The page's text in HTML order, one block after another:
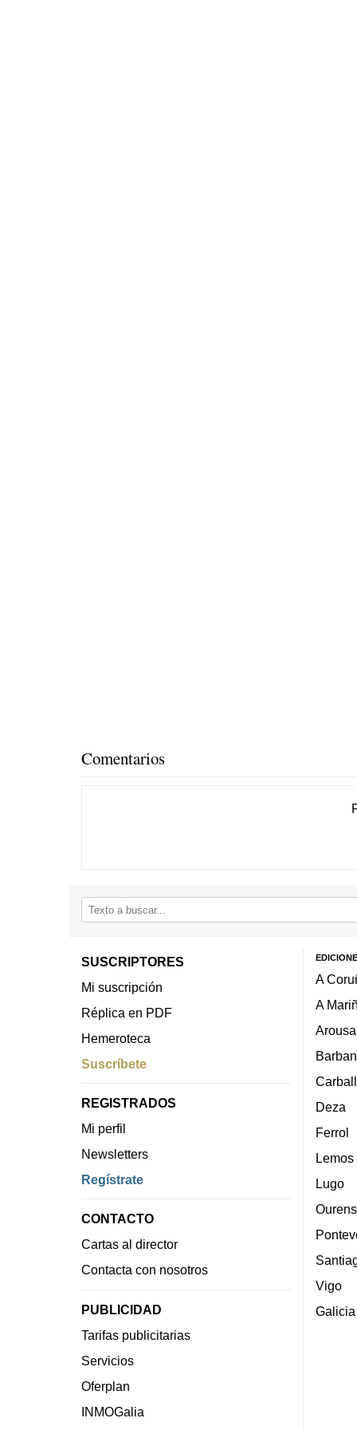
Comentarios
SUSCRIPTORES
Mi suscripción
Réplica en PDF
Hemeroteca
Suscríbete
REGISTRADOS
Mi perfil
Newsletters
Regístrate
CONTACTO
Cartas al director
Contacta con nosotros
PUBLICIDAD
Tarifas publicitarias
Servicios
Oferplan
INMOGalia
A
A
Arousa
Deza
Ferrol
Lemos
Lugo
Vigo